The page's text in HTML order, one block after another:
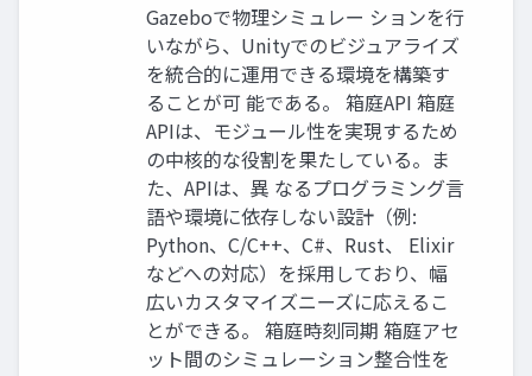
Gazeboで物理シミュレー ションを行
いながら、Unityでのビジュアライズ
を統合的に運用できる環境を構築す
ることが可 能である。 箱庭API 箱庭
APIは、モジュール性を実現するため
の中核的な役割を果たしている。ま
た、APIは、異 なるプログラミング言
語や環境に依存しない設計（例:
Python、C/C++、C#、Rust、 Elixir
などへの対応）を採用しており、幅
広いカスタマイズニーズに応えるこ
とができる。 箱庭時刻同期 箱庭アセ
ット間のシミュレーション整合性を